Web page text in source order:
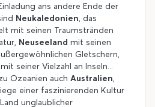
ans andere Ende der
Neukaledonien, das
mit seinen Traumstränden
Neuseeland mit seinen
Gletschern,
seiner Vielzahl an Inseln...
Ozeanien auch Australien,
einer faszinierenden Kultur
unglaublicher